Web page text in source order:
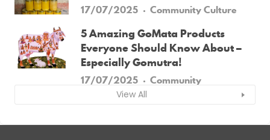
17/07/2025 CommunityCulture
5 Amazing GoMata Products
Everyone Should Know About –
Especially Gomutra!
17/07/2025 Community
View All